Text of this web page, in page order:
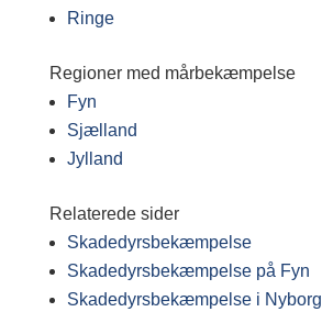
Ringe
Regioner med mårbekæmpelse
Fyn
Sjælland
Jylland
Relaterede sider
Skadedyrsbekæmpelse
Skadedyrsbekæmpelse på Fyn
Skadedyrsbekæmpelse i Nyborg